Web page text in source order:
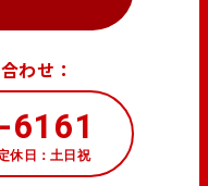
わせ：
休日：土日祝